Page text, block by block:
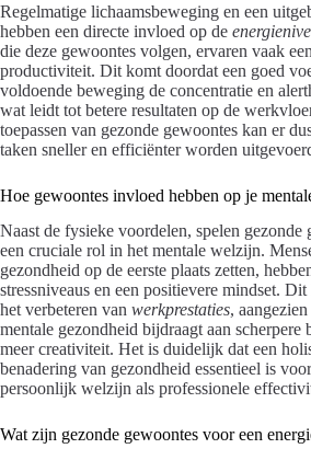
Regelmatige lichaamsbeweging en een
hebben een directe invloed op de
die deze gewoontes volgen, ervaren vaak
productiviteit. Dit komt doordat een goed
voldoende beweging de concentratie en
wat leidt tot betere resultaten op de
toepassen van gezonde gewoontes kan er
taken sneller en efficiënter worden
Hoe gewoontes invloed hebben op je
Naast de fysieke voordelen, spelen gezonde
een cruciale rol in het mentale welzijn.
gezondheid op de eerste plaats zetten,
stressniveaus en een positievere mindset.
het verbeteren van werkprestaties,
mentale gezondheid bijdraagt aan scherpere
meer creativiteit. Het is duidelijk dat een
benadering van gezondheid essentieel is
persoonlijk welzijn als professionele
Wat zijn gezonde gewoontes voor een